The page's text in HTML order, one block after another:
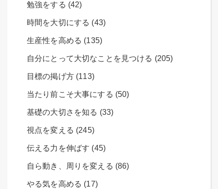
勉強をする (42)
時間を大切にする (43)
生産性を高める (135)
自分にとって大切なことを見つける (205)
目標の掲げ方 (113)
当たり前こそ大事にする (50)
基礎の大切さを知る (33)
視点を変える (245)
伝える力を伸ばす (45)
自ら動き、周りを変える (86)
やる気を高める (17)